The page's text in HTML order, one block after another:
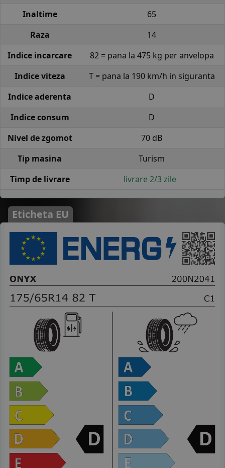
Inaltime
65
Raza
14
Indice incarcare
82 = pana la 475 kg per anvelopa
Indice viteza
T = pana la 190 km/h in siguranta
Indice aderenta
D
Indice consum
D
Nivel de zgomot
70 dB
Tip masina
Turism
Timp de livrare
livrare 2/3 zile
Eticheta EU